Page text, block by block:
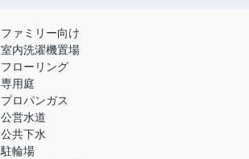
ファミリー向け
室内洗濯機置場
フローリング
専用庭
プロパンガス
公営水道
公共下水
駐輪場